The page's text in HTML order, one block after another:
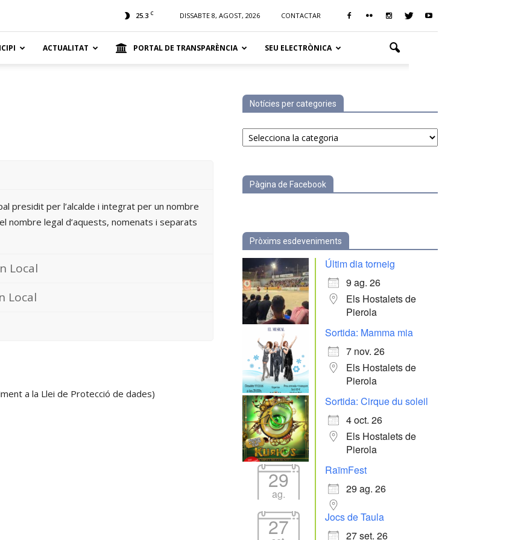
25.3 C DISSABTE 8, AGOST, 2026 CONTACTAR
ACTUALITAT PORTAL DE TRANSPARÈNCIA SEU ELECTRÒNICA
presidit per l’alcalde i integrat per un nombre
legal d’aquests, nomenats i separats
Local
Local
a la Llei de Protecció de dades)
Notícies per categories
Notícies
per
Pàgina de Facebook
Pròxims esdeveniments
Últim dia torneig
9 ag. 26
Els Hostalets de
Pierola
Sortida: Mamma mia
7 nov. 26
Els Hostalets de
Pierola
Sortida: Cirque du soleil
4 oct. 26
Els Hostalets de
Pierola
29
ag.
RaïmFest
29 ag. 26
27
Jocs de Taula
27 set. 26